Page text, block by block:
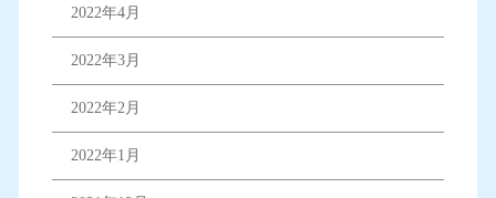
2022年4月
2022年3月
2022年2月
2022年1月